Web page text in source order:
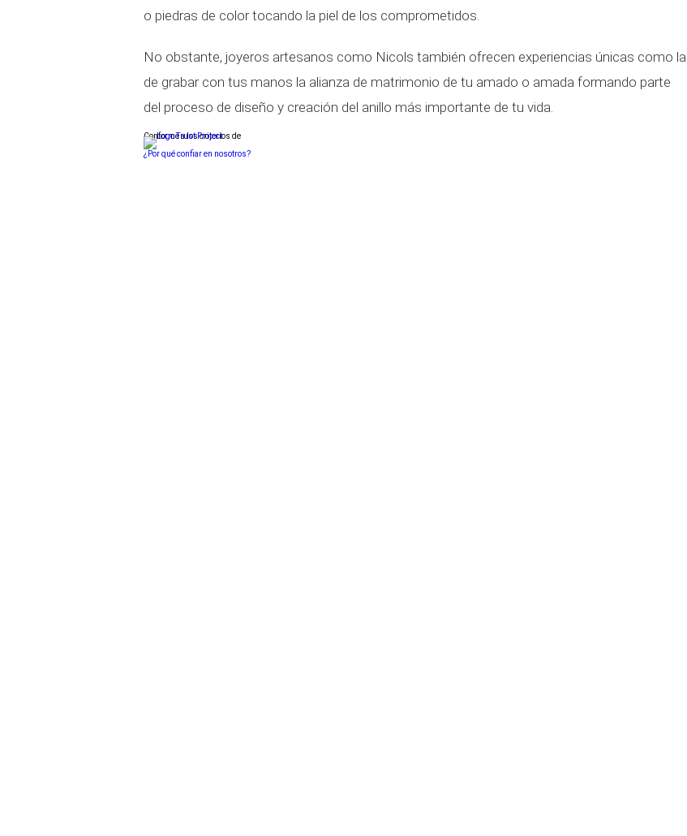
o piedras de color tocando la piel de los comprometidos.
No obstante, joyeros artesanos como Nicols también ofrecen experiencias únicas como la
de grabar con tus manos la alianza de matrimonio de tu amado o amada formando parte
del proceso de diseño y creación del anillo más importante de tu vida.
Conforme a los criterios de
¿Por qué confiar en nosotros?